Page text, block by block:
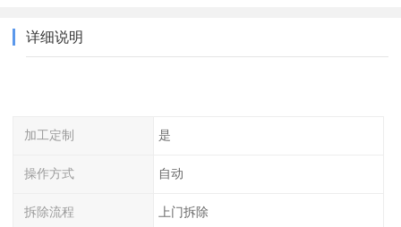
详细说明
加工定制 是
操作方式 自动
拆除流程 上门拆除